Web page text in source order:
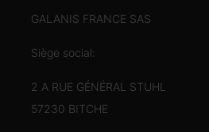
GALANIS FRANCE SAS
Siège social:
2 A RUE GÉNÉRAL STUHL
57230 BITCHE